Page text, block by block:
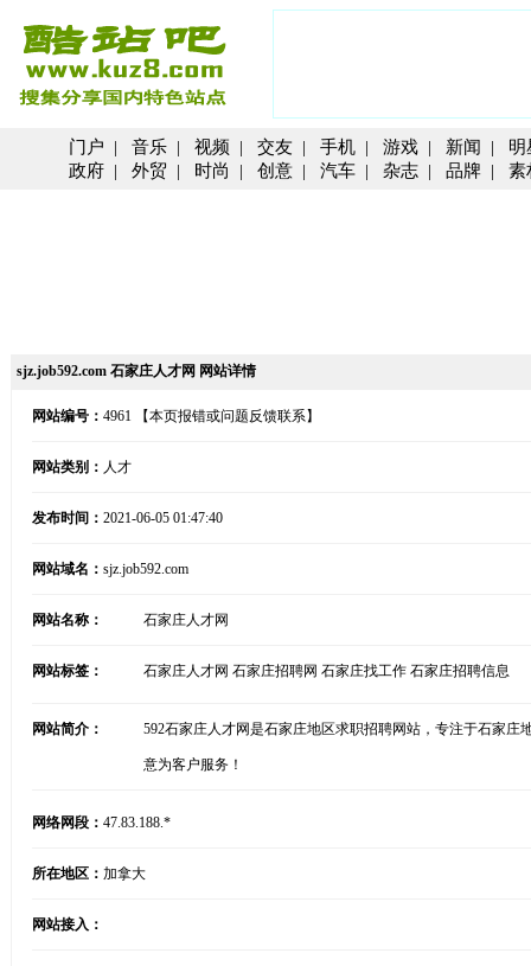
门户 | 音乐 | 视频 | 交友 | 手机 | 游戏 | 新闻 | 明
政府 | 外贸 | 时尚 | 创意 | 汽车 | 杂志 | 品牌 | 素
sjz.job592.com 石家庄人才网 网站详情
网站编号： 4961 【本页报错或问题反馈联系】
网站类别： 人才
发布时间： 2021-06-05 01:47:40
网站域名： sjz.job592.com
网站名称： 石家庄人才网
网站标签： 石家庄人才网 石家庄招聘网 石家庄找工作 石家庄招聘信息
网站简介： 592石家庄人才网是石家庄地区求职招聘网站，专注于石家
意为客户服务！
网络网段： 47.83.188.*
所在地区： 加拿大
网站接入：